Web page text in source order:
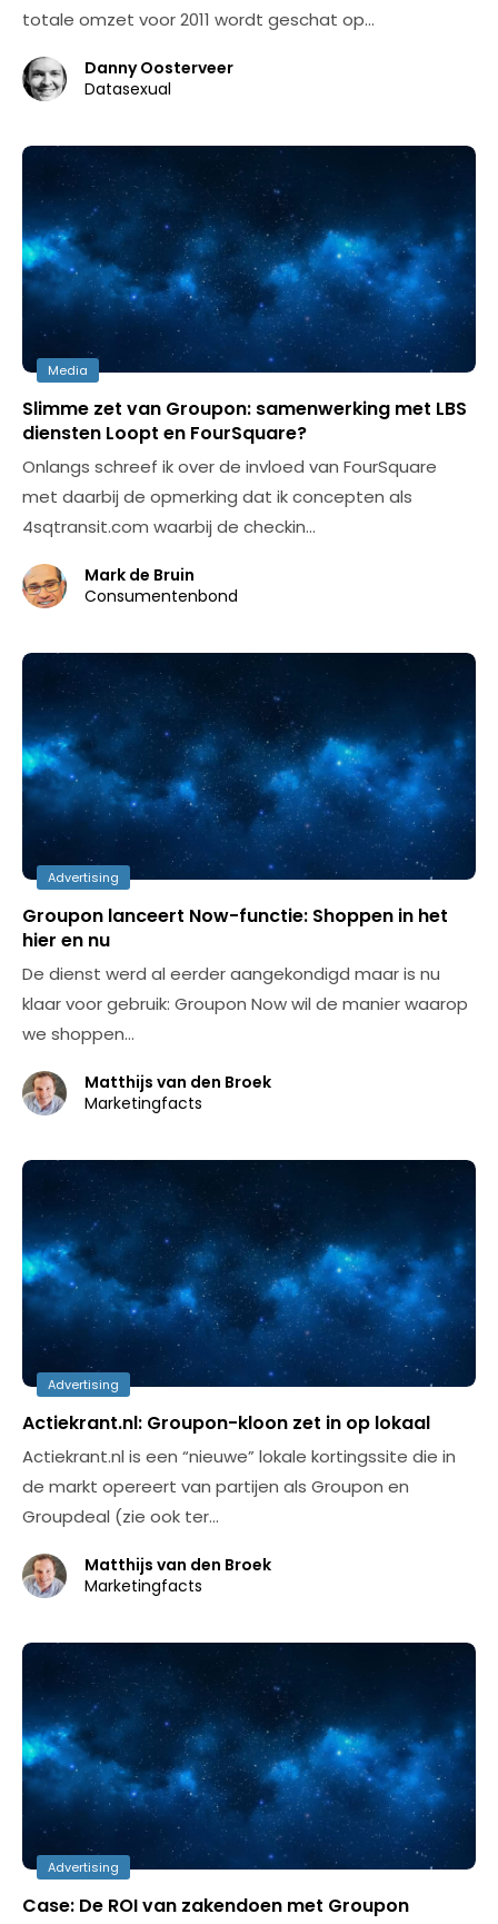
totale omzet voor 2011 wordt geschat op…
Danny Oosterveer
Datasexual
Media
Slimme zet van Groupon: samenwerking met LBS
diensten Loopt en FourSquare?
Onlangs schreef ik over de invloed van FourSquare
met daarbij de opmerking dat ik concepten als
4sqtransit.com waarbij de checkin…
Mark de Bruin
Consumentenbond
Advertising
Groupon lanceert Now-functie: Shoppen in het
hier en nu
De dienst werd al eerder aangekondigd maar is nu
klaar voor gebruik: Groupon Now wil de manier waarop
we shoppen…
Matthijs van den Broek
Marketingfacts
Advertising
Actiekrant.nl: Groupon-kloon zet in op lokaal
Actiekrant.nl is een “nieuwe” lokale kortingssite die in
de markt opereert van partijen als Groupon en
Groupdeal (zie ook ter…
Matthijs van den Broek
Marketingfacts
Advertising
Case: De ROI van zakendoen met Groupon